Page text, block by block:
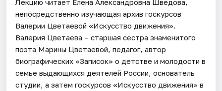
Лекцию читает Елена Александровна Шведова,
непосредственно изучающая архив госкурсов
Валерии Цветаевой «Искусство движения».
Валерия Цветаева – старшая сестра знаменитого
поэта Марины Цветаевой, педагог, автор
биографических «Записок» о детстве и молодости в
семье выдающихся деятелей России, основатель
студии, а затем госкурсов «Искусство движения» в